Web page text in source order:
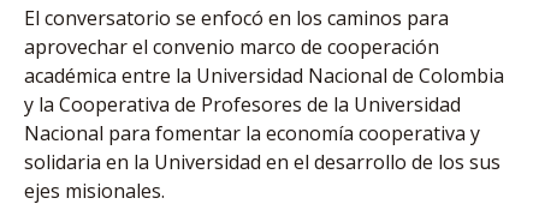
El conversatorio se enfocó en los caminos para
aprovechar el convenio marco de cooperación
académica entre la Universidad Nacional de Colombia
y la Cooperativa de Profesores de la Universidad
Nacional para fomentar la economía cooperativa y
solidaria en la Universidad en el desarrollo de los sus
ejes misionales.